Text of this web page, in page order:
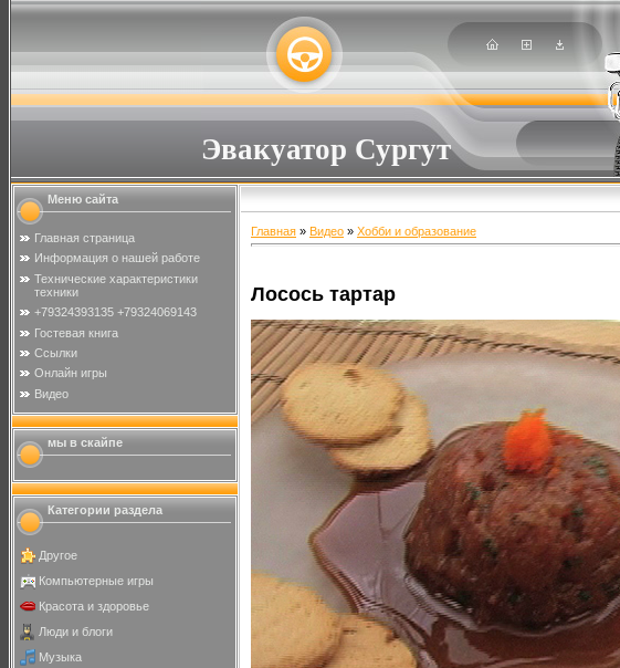
Эвакуатор Сургут
Меню сайта
Главная страница
Информация о нашей работе
Технические характеристики
техники
+79324393135 +79324069143
Гостевая книга
Ссылки
Онлайн игры
Видео
мы в скайпе
Категории раздела
Другое
Компьютерные игры
Красота и здоровье
Люди и блоги
Музыка
Главная » Видео » Хобби и образование
Лосось тартар